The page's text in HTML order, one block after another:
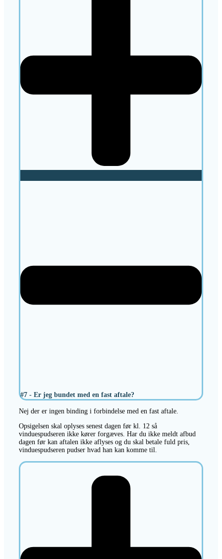
#7 - Er jeg bundet med en fast aftale?
Nej der er ingen binding i forbindelse med en fast aftale.
Opsigelsen skal oplyses senest dagen før kl. 12 så
vinduespudseren ikke kører forgæves. Har du ikke meldt afbud
dagen før kan aftalen ikke aflyses og du skal betale fuld pris,
vinduespudseren pudser hvad han kan komme til.